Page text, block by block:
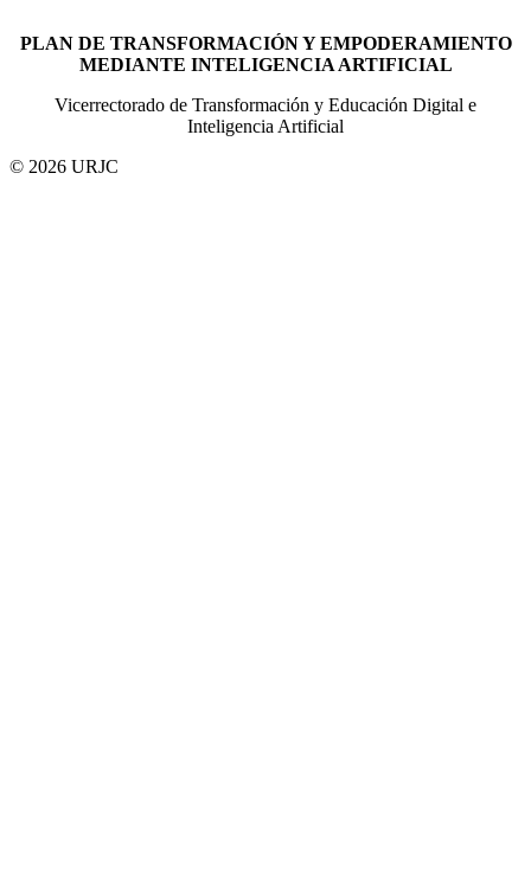
PLAN DE TRANSFORMACIÓN Y EMPODERAMIENTO
MEDIANTE INTELIGENCIA ARTIFICIAL
Vicerrectorado de Transformación y Educación Digital e
Inteligencia Artificial
© 2026 URJC